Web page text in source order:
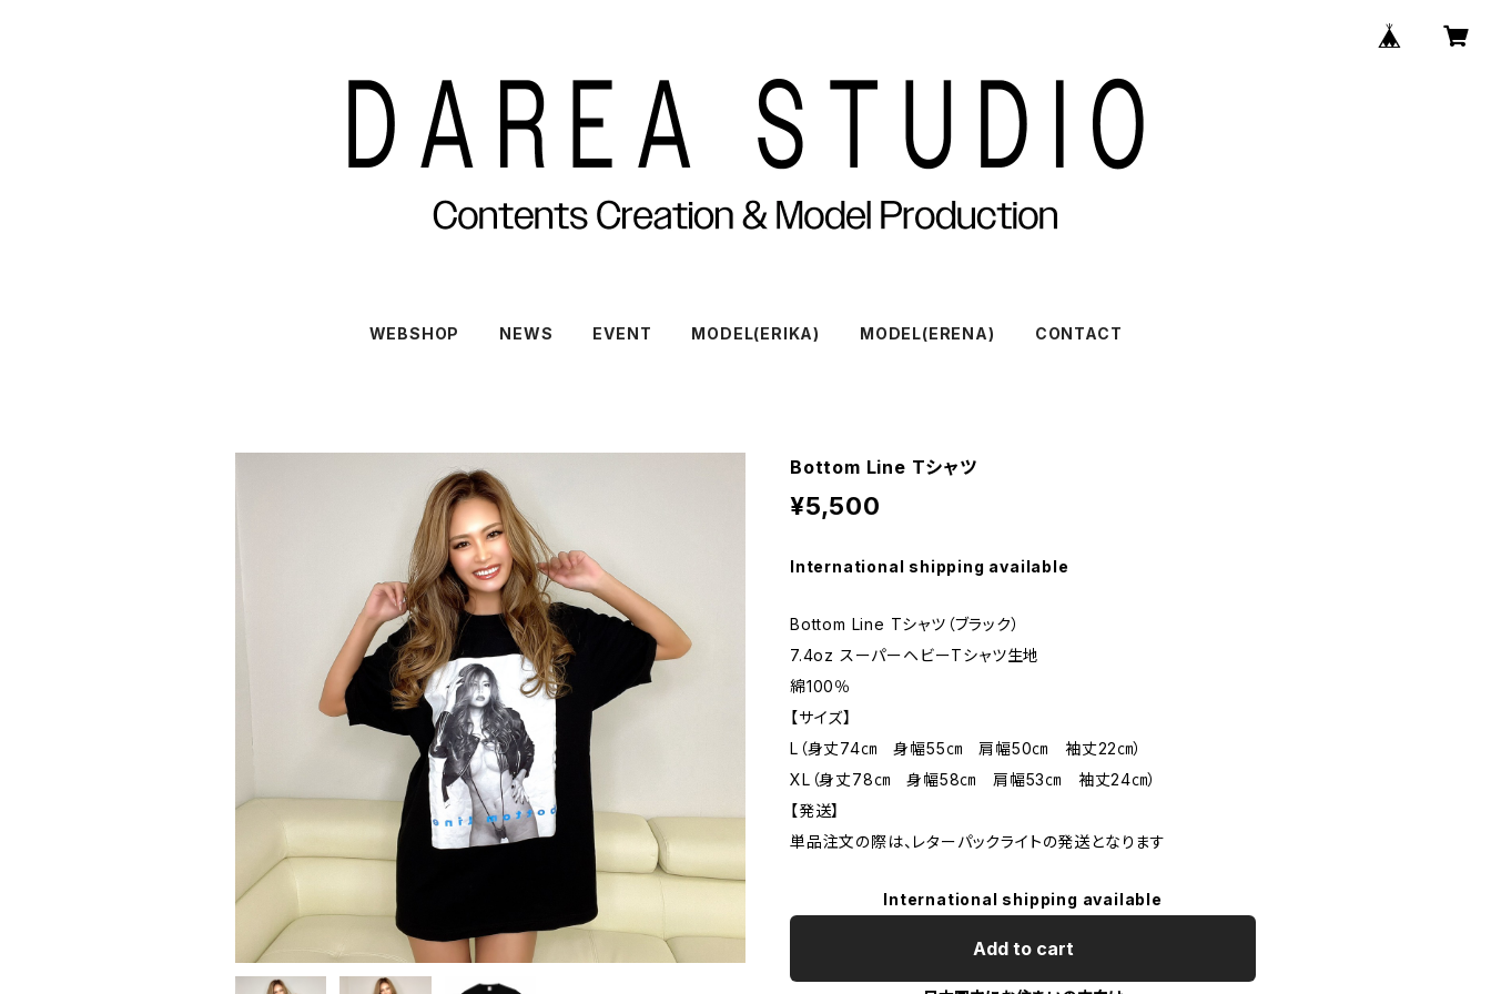
WEBSHOP NEWS EVENT MODEL(ERIKA) MODEL(ERENA) CONTACT
Bottom Line Tシャツ
¥5,500
International shipping available
Bottom Line Tシャツ（ブラック）
7.4oz スーパーヘビーTシャツ生地
綿100％
【サイズ】
L（身丈74㎝ 身幅55㎝ 肩幅50㎝ 袖丈22㎝）
XL（身丈78㎝ 身幅58㎝ 肩幅53㎝ 袖丈24㎝）
【発送】
単品注文の際は、レターパックライトの発送となります
International shipping available
Add to cart